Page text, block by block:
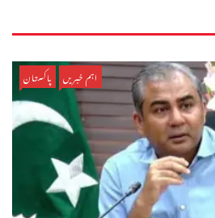
اہم خبریں پاکستان